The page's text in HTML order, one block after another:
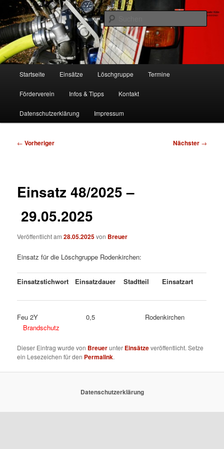
Zum
primären
Inhalt
springenFF Köln, LG RD
Freiwillige Feuerwehr Köln, Löschgruppe Rodenkirchen
Startseite Einsätze Löschgruppe Termine
Förderverein Infos & Tipps Kontakt
Datenschutzerklärung Impressum
Beitragsnavigation
← Vorheriger Nächster →
Einsatz 48/2025 –
29.05.2025
Veröffentlicht am28.05.2025von Breuer
Einsatz für die Löschgruppe Rodenkirchen:
Einsatzstichwort Einsatzdauer Stadtteil Einsatzart
Feu 2Y 0,5 Rodenkirchen
Brandschutz
Dieser Eintrag wurde von Breuerunter Einsätzeveröffentlicht. Setze
ein Lesezeichen für den Permalink.
Datenschutzerklärung